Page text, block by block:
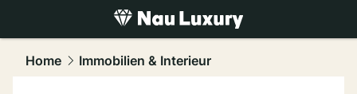
luxury.NAU.ch
Home Immobilien & Interieur